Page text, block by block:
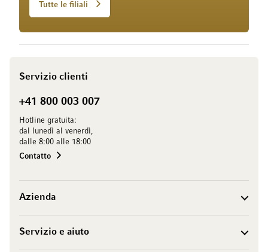
Tutte le filiali
Servizio clienti
+41 800 003 007
Hotline gratuita:
dal lunedì al venerdì,
dalle 8:00 alle 18:00
Contatto
Azienda
Servizio e aiuto